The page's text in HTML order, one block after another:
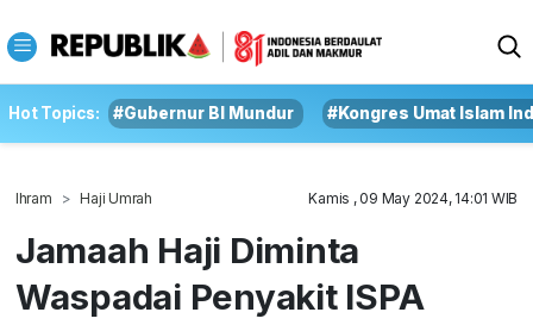
Hot Topics: #Gubernur BI Mundur #Kongres Umat Islam
Ihram Haji Umrah Kamis , 09 May 2024, 14:01 WIB
Jamaah Haji Diminta
Waspadai Penyakit ISPA